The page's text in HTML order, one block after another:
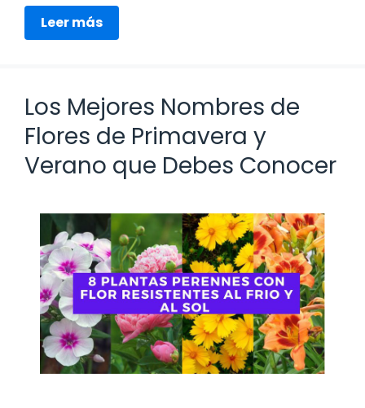
Leer más
Los Mejores Nombres de
Flores de Primavera y
Verano que Debes Conocer